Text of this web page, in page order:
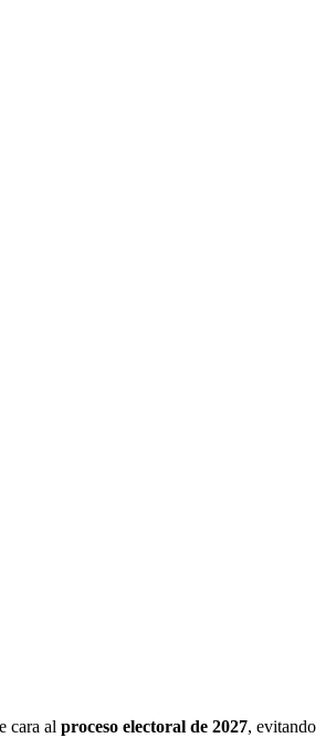
cara al proceso electoral de 2027, evitando